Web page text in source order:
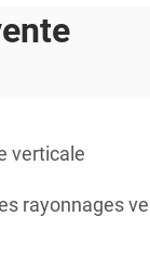
verticale
rayonnages